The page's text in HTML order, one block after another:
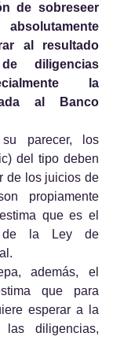
de sobreseer
al resultado
diligencias
la
al Banco
parecer, los
del tipo deben
de los juicios de
propiamente
que es el
de la Ley de
además, el
que para
esperar a la
diligencias,